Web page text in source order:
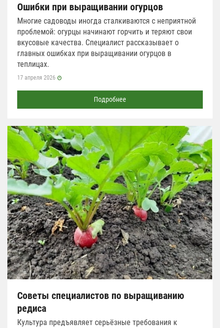
Ошибки при выращивании огурцов
Многие садоводы иногда сталкиваются с неприятной
проблемой: огурцы начинают горчить и теряют свои
вкусовые качества. Специалист рассказывает о
главных ошибках при выращивании огурцов в
теплицах.
17 апреля 2026
Подробнее
Советы специалистов по выращиванию
редиса
Культура предъявляет серьёзные требования к